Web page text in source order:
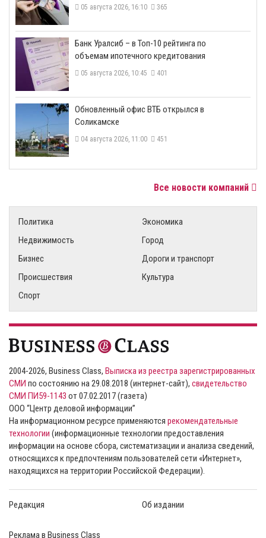
05 августа 2026, 16:10 365
​Банк Уралсиб – в Топ-10 рейтинга по
объемам ипотечного кредитования
05 августа 2026, 10:45 401
​Обновленный офис ВТБ открылся в
Соликамске
04 августа 2026, 11:00 451
Все новости компаний
Политика
Экономика
Недвижимость
Город
Бизнес
Дороги и транспорт
Происшествия
Культура
Спорт
2004-2026, Business Class, Выписка из реестра зарегистрированных
СМИ по состоянию на 29.08.2018 (интернет-сайт), свидетельство
СМИ ПИ59-1143 от 07.02.2017 (газета)
ООО “Центр деловой информации”
На информационном ресурсе применяются рекомендательные
технологии (информационные технологии предоставления
информации на основе сбора, систематизации и анализа сведений,
относящихся к предпочтениям пользователей сети «Интернет»,
находящихся на территории Российской Федерации).
Редакция Об издании
Реклама в Business Class